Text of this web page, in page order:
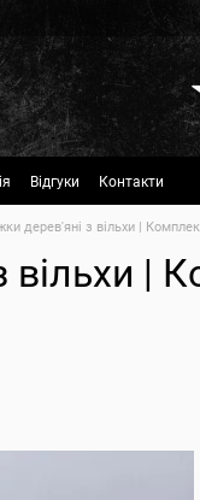
Відгуки Контакти
дерев'яні з вільхи |
вільхи